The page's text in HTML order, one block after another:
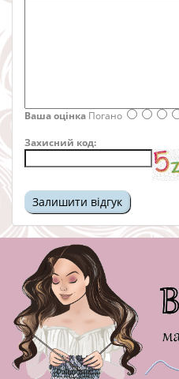
Ваша оцінка Погано
Захисний код: